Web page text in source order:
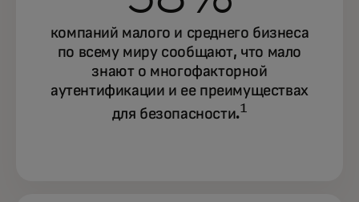
компаний малого и среднего бизнеса
по всему миру сообщают, что мало
знают о многофакторной
аутентификации и ее преимуществах
для безопасности.1